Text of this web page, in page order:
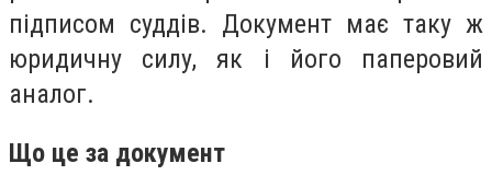
підписом суддів. Документ має таку ж
юридичну силу, як і його паперовий
аналог.
Що це за документ